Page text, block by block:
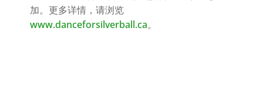
加。更多详情，请浏览
www.danceforsilverball.ca。